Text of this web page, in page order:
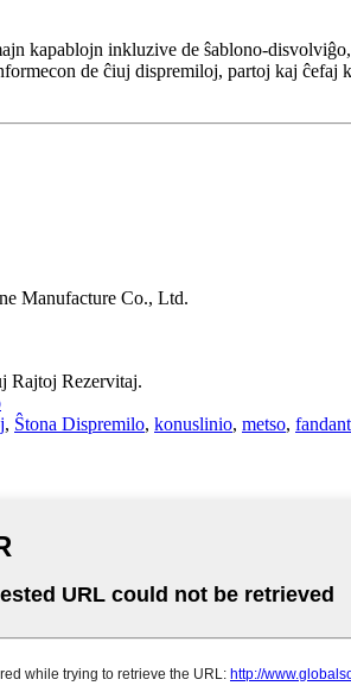
kapablojn inkluzive de ŝablono-
de ĉiuj dispremiloj, partoj kaj ĉefaj
Manufacture Co., Ltd.
Rajtoj Rezervitaj.
, Ŝtona Dispremilo, konuslinio, metso,